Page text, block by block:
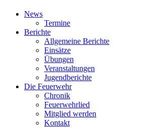
News
Termine
Berichte
Allgemeine Berichte
Einsätze
Übungen
Veranstaltungen
Jugendberichte
Die Feuerwehr
Chronik
Feuerwehrlied
Mitglied werden
Kontakt